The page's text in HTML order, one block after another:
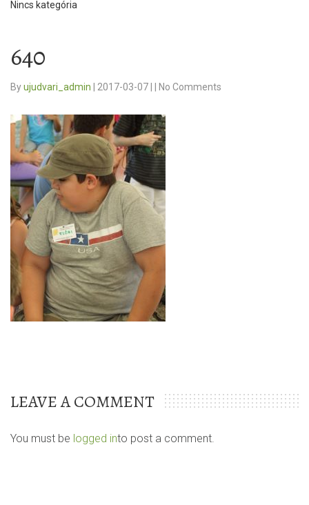
Nincs kategória
640
Byujudvari_admin 2017-03-07 No Comments
LEAVE A COMMENT
You must be logged into post a comment.